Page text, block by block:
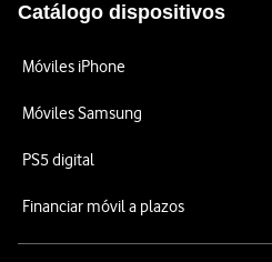
Catálogo dispositivos
Móviles iPhone
Móviles Samsung
PS5 digital
Financiar móvil a plazos